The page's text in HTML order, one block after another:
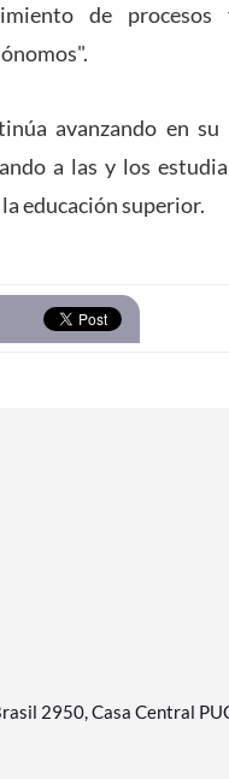
de
avanzando en
a las y los
educación superior.
2950, Casa Central